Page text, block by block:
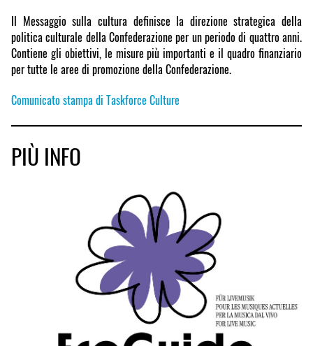
Il Messaggio sulla cultura definisce la direzione strategica della
politica culturale della Confederazione per un periodo di quattro anni.
Contiene gli obiettivi, le misure più importanti e il quadro finanziario
per tutte le aree di promozione della Confederazione.
Comunicato stampa di Taskforce Culture
PIÙ INFO